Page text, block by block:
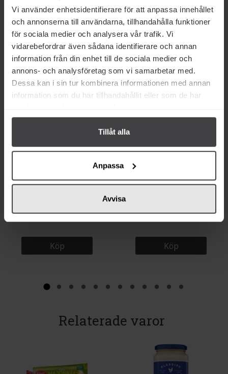
Vi använder enhetsidentifierare för att anpassa innehållet
och annonserna till användarna, tillhandahålla funktioner
för sociala medier och analysera vår trafik. Vi
vidarebefordrar även sådana identifierare och annan
information från din enhet till de sociala medier och
annons- och analysföretag som vi samarbetar med.
Dessa kan i sin tur kombinera informationen med annan
information som du har tillhandahållit eller som de har
Tillåt alla
Anpassa
Avvisa
Köp Köp
Andra köper även
Citron EKO 500ml
Köp Köp
Relaterade varor